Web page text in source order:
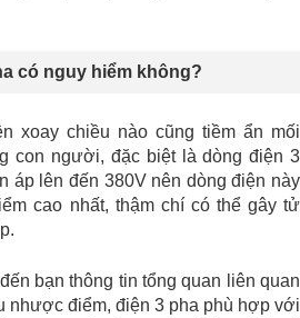
có nguy hiểm không?
xoay chiều nào cũng tiềm ẩn mối
con người, đặc biệt là dòng điện 3
áp lên đến 380V nên dòng điện này
cao nhất, thậm chí có thể gây tử
bạn thông tin tổng quan liên quan
nhược điểm, điện 3 pha phù hợp với